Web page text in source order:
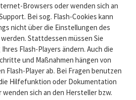
Browsers oder wenden sich an
Bei sog. Flash-Cookies kann
nicht über die Einstellungen des
Stattdessen müssen Sie
Flash-Players ändern. Auch die
und Maßnahmen hängen von
Flash-Player ab. Bei Fragen benutzen
Hilfefunktion oder Dokumentation
wenden sich an den Hersteller bzw.